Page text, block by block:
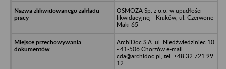
OSMOZA Sp. z o.o. w upadłości
likwidacyjnej - Kraków, ul. Czerwone
Maki 65
ArchiDoc S.A. ul. Niedźwiedziniec 10
- 41-506 Chorzów e-mail:
cda@archidoc.pl; tel. +48 32 721 99
12